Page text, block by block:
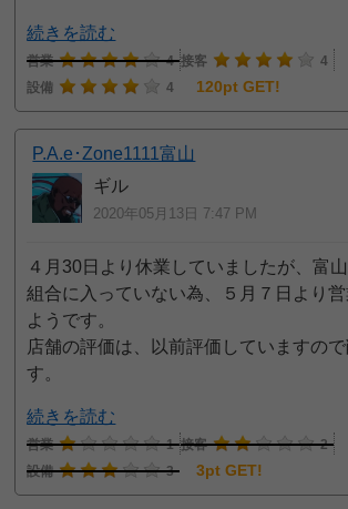
続きを読む
営業 4 接客
4
設備
4 120pt GET!
P.A.e･Zone1111富山
ギル
2020年05月13日 7:47 PM
４月30日より休業していましたが、富
組合に入っていない為、５月７日より
ようです。
店舗の評価は、以前評価していますので
す。
続きを読む
営業 1 接客
2
設備
3 3pt GET!